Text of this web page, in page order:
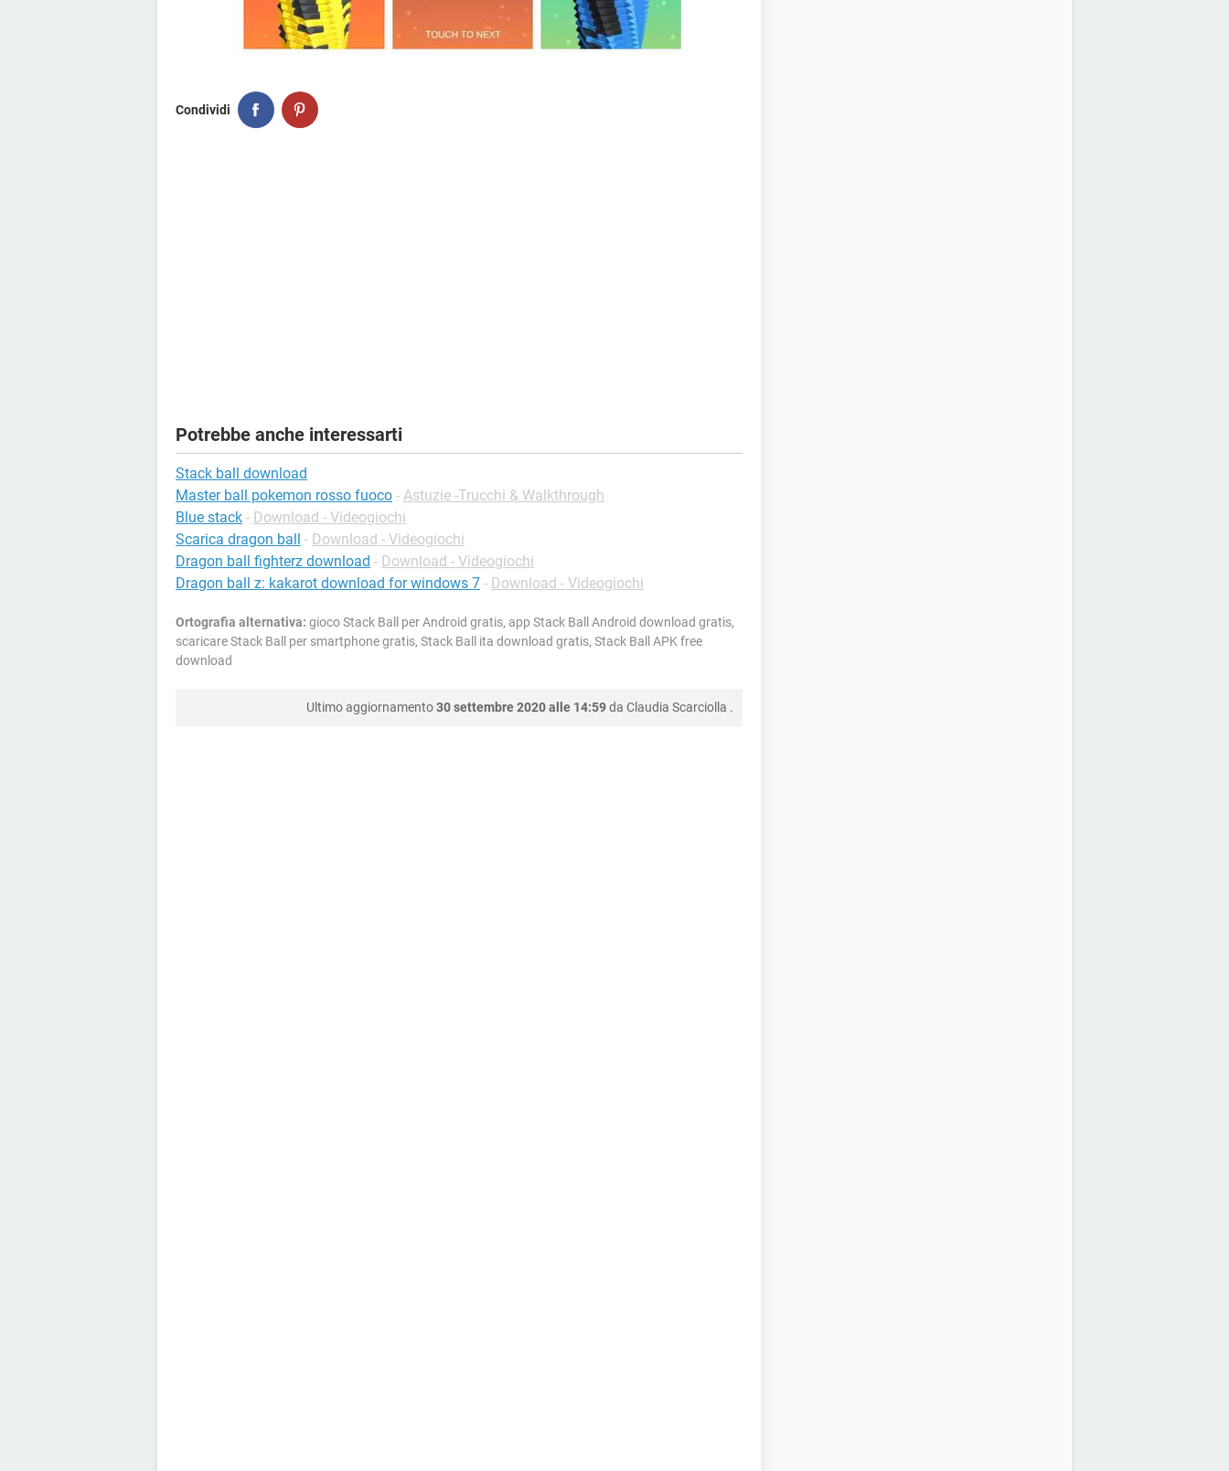
Condividi
Potrebbe anche interessarti
Stack ball download
Master ball pokemon rosso fuoco - Astuzie -Trucchi & Walkthrough
Blue stack - Download - Videogiochi
Scarica dragon ball
- Download - Videogiochi
Dragon ball fighterz download - Download - Videogiochi
Dragon ball z: kakarot download for windows 7 - Download - Videogiochi
Ortografia alternativa: gioco Stack Ball per Android gratis, app Stack Ball Android download gratis,
scaricare Stack Ball per smartphone gratis, Stack Ball ita download gratis, Stack Ball APK free
download
Ultimo aggiornamento30 settembre 2020 alle 14:59da Claudia Scarciolla .